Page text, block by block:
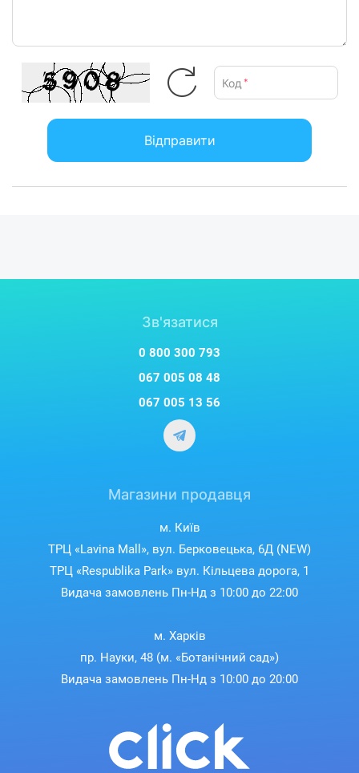
Код *
Відправити
Зв'язатися
0 800 300 793
067 005 08 48
067 005 13 56
Магазини продавця
м. Київ
ТРЦ «Lavina Mall», вул. Берковецька, 6Д (NEW)
ТРЦ «Respublika Park» вул. Кільцева дорога, 1
Видача замовлень Пн-Нд з 10:00 до 22:00
м. Харків
пр. Науки, 48 (м. «Ботанічний сад»)
Видача замовлень Пн-Нд з 10:00 до 20:00